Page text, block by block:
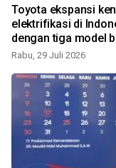
Toyota ekspansi
elektrifikasi di
dengan tiga model
Rabu, 29 Juli 2026